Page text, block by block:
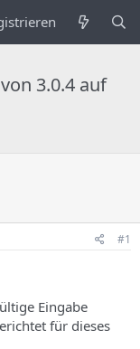
3.0.4 auf
#1
Eingabe
für dieses